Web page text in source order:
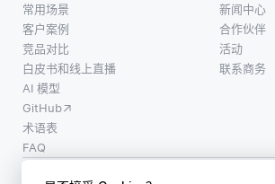
常用场景
客户案例
竞品对比
白皮书和线上直播
AI 模型
GitHub
术语表
FAQ
新闻中心
合作伙伴
活动
联系商务
使用条款
LF AI、LF AI & Data、Milvus，以及相关的开源项